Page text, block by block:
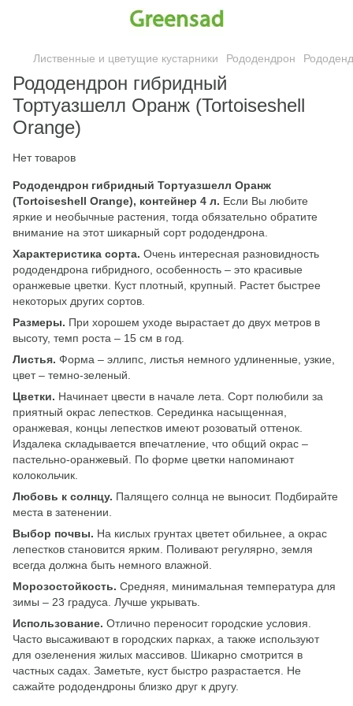
Лиственные и цветущие кустарники Рододендрон
Рододендрон гибридный
Тортуазшелл Оранж (Tortoiseshell
Orange)
Нет товаров
Рододендрон гибридный Тортуазшелл Оранж
(Tortoiseshell Orange), контейнер 4 л. Если Вы любите
яркие и необычные растения, тогда обязательно обратите
внимание на этот шикарный сорт рододендрона.
Характеристика сорта. Очень интересная разновидность
рододендрона гибридного, особенность – это красивые
оранжевые цветки. Куст плотный, крупный. Растет быстрее
некоторых других сортов.
Размеры. При хорошем уходе вырастает до двух метров в
высоту, темп роста – 15 см в год.
Листья. Форма – эллипс, листья немного удлиненные, узкие,
цвет – темно-зеленый.
Цветки. Начинает цвести в начале лета. Сорт полюбили за
приятный окрас лепестков. Серединка насыщенная,
оранжевая, концы лепестков имеют розоватый оттенок.
Издалека складывается впечатление, что общий окрас –
пастельно-оранжевый. По форме цветки напоминают
колокольчик.
Любовь к солнцу. Палящего солнца не выносит. Подбирайте
места в затенении.
Выбор почвы. На кислых грунтах цветет обильнее, а окрас
лепестков становится ярким. Поливают регулярно, земля
всегда должна быть немного влажной.
Морозостойкость. Средняя, минимальная температура для
зимы – 23 градуса. Лучше укрывать.
Использование. Отлично переносит городские условия.
Часто высаживают в городских парках, а также используют
для озеленения жилых массивов. Шикарно смотрится в
частных садах. Заметьте, куст быстро разрастается. Не
сажайте рододендроны близко друг к другу.